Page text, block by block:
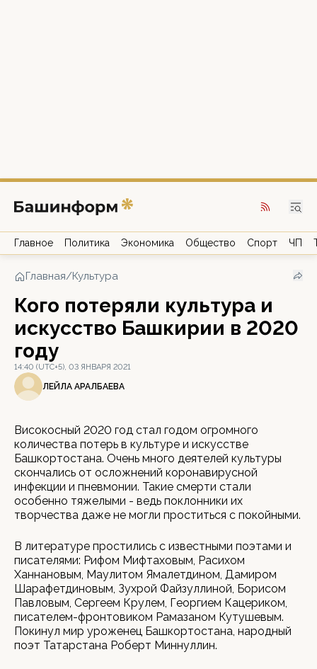
Главное Политика Экономика Общество Спорт ЧП
Главная/Культура
Кого потеряли культура и
искусство Башкирии в 2020
году
14:40 (UTC+5), 03 ЯНВАРЯ 2021
ЛЕЙЛА АРАЛБАЕВА
Високосный 2020 год стал годом огромного
количества потерь в культуре и искусстве
Башкортостана. Очень много деятелей культуры
скончались от осложнений коронавирусной
инфекции и пневмонии. Такие смерти стали
особенно тяжелыми - ведь поклонники их
творчества даже не могли проститься с покойными.
В литературе простились с известными поэтами и
писателями: Рифом Мифтаховым, Расихом
Ханнановым, Маулитом Ямалетдином, Дамиром
Шарафетдиновым, Зухрой Файзуллиной, Борисом
Павловым, Сергеем Крулем, Георгием Кацериком,
писателем-фронтовиком Рамазаном Кутушевым.
Покинул мир уроженец Башкортостана, народный
поэт Татарстана Роберт Миннуллин.